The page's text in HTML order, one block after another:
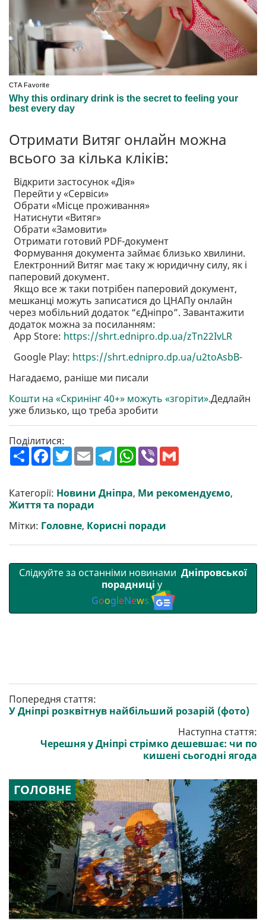
Отримати Витяг онлайн можна
всього за кілька кліків:
Відкрити застосунок «Дія»
Перейти у «Сервіси»
Обрати «Місце проживання»
Натиснути «Витяг»
Обрати «Замовити»
Отримати готовий PDF-документ
Формування документа займає близько хвилини.
Електронний Витяг має таку ж юридичну силу, як і
паперовий документ.
Якщо все ж таки потрібен паперовий документ,
мешканці можуть записатися до ЦНАПу онлайн
через мобільний додаток “єДніпро”. Завантажити
додаток можна за посиланням:
App Store: https://shrt.ednipro.dp.ua/zTn22IvLR
Google Play: https://shrt.ednipro.dp.ua/u2toAsbB-
Нагадаємо, раніше ми писали
Кошти на «Скринінг 40+» можуть «згоріти».Дедлайн
уже близько, що треба зробити
Поділитися:
П
о
р
и
т
F
a
b
o
o
T
w
t
e
r
E
m
l
T
e
g
r
W
h
s
A
V
r l
Категорії: Новини Дніпра, Ми рекомендуємо,
Життя та поради
Мітки: Головне, Корисні поради
Слідкуйте за останніми новинами Дніпровської
порадниці у
GoogleNews
Попередня стаття:
У Дніпрі розквітнув найбільший розарій (фото)
Наступна стаття:
Черешня у Дніпрі стрімко дешевшає: чи по
кишені сьогодні ягода
ГОЛОВНЕ